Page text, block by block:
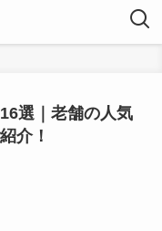
選｜老舗の人気
介！